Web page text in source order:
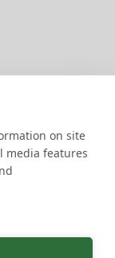
on site
media features
- 3.666.127